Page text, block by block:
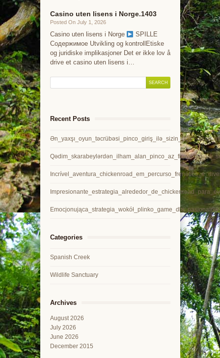
Casino uten lisens i Norge.1403
Posted On July 1, 2026
Casino uten lisens i Norge
SPILLE
Содержимое Utvikling og kontrollEtiske
og juridiske implikasjoner Det er ikke lov å
drive et casino uten lisens i…
Recent Posts
Categories
Spanish Creek
Wildlife Sanctuary
Archives
August 2026
July 2026
June 2026
December 2015